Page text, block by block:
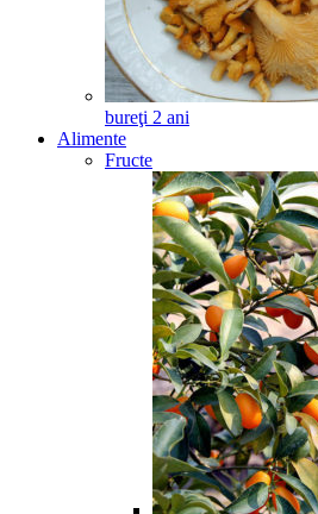
bureţi 2 ani
Alimente
Fructe